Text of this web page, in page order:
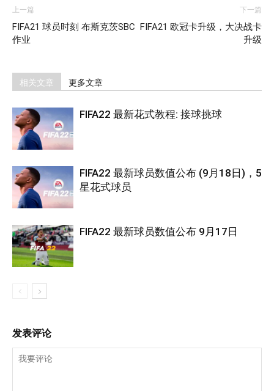
上一篇
FIFA21 球员时刻 布斯克茨SBC
作业
下一篇
FIFA21 欧冠卡升级，大决战卡
升级
相关文章 更多文章
FIFA22 最新花式教程: 接球挑球
FIFA22 最新球员数值公布 (9月18日)，5
星花式球员
FIFA22 最新球员数值公布 9月17日
发表评论